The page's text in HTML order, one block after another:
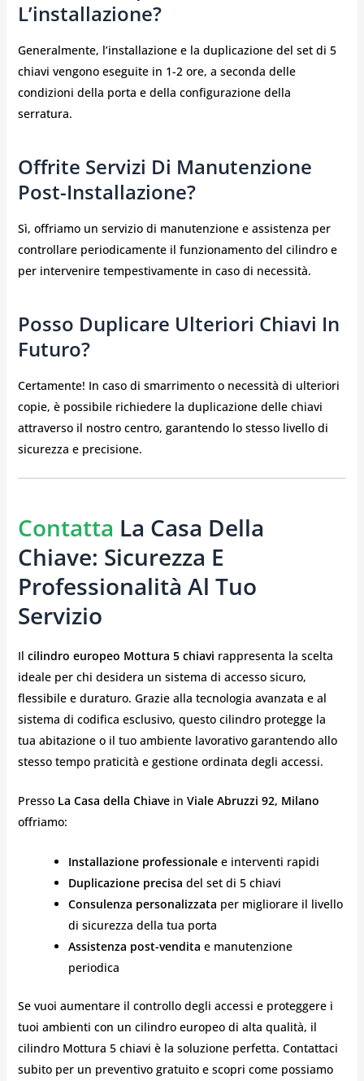
L’installazione?
Generalmente, l’installazione e la duplicazione del set di 5
chiavi vengono eseguite in 1-2 ore, a seconda delle
condizioni della porta e della configurazione della
serratura.
Offrite Servizi Di Manutenzione
Post-Installazione?
Sì, offriamo un servizio di manutenzione e assistenza per
controllare periodicamente il funzionamento del cilindro e
per intervenire tempestivamente in caso di necessità.
Posso Duplicare Ulteriori Chiavi In
Futuro?
Certamente! In caso di smarrimento o necessità di ulteriori
copie, è possibile richiedere la duplicazione delle chiavi
attraverso il nostro centro, garantendo lo stesso livello di
sicurezza e precisione.
Contatta La Casa Della
Chiave: Sicurezza E
Professionalità Al Tuo
Servizio
Il cilindro europeo Mottura 5 chiavi rappresenta la scelta
ideale per chi desidera un sistema di accesso sicuro,
flessibile e duraturo. Grazie alla tecnologia avanzata e al
sistema di codifica esclusivo, questo cilindro protegge la
tua abitazione o il tuo ambiente lavorativo garantendo allo
stesso tempo praticità e gestione ordinata degli accessi.
Presso La Casa della Chiavein Viale Abruzzi 92, Milano
offriamo:
Installazione professionalee interventi rapidi
Duplicazione precisa del set di 5 chiavi
Consulenza personalizzata per migliorare il livello
di sicurezza della tua porta
Assistenza post-vendita e manutenzione
periodica
Se vuoi aumentare il controllo degli accessi e proteggere i
tuoi ambienti con un cilindro europeo di alta qualità, il
cilindro Mottura 5 chiavi è la soluzione perfetta. Contattaci
subito per un preventivo gratuito e scopri come possiamo